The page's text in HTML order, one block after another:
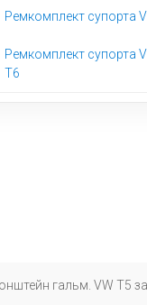
Ремкомплект супорта
Ремкомплект супорта
T6
гальм. VW T5